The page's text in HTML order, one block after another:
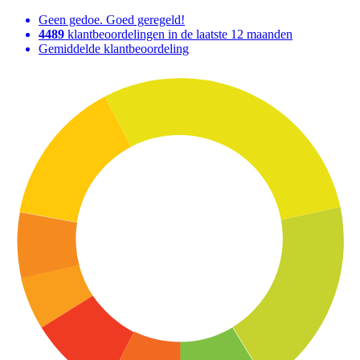
Geen gedoe. Goed geregeld!
4489 klantbeoordelingen in de laatste 12 maanden
Gemiddelde klantbeoordeling